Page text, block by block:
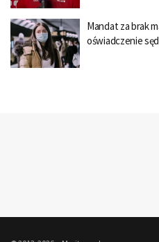
Mandat za brak
oświadczenie